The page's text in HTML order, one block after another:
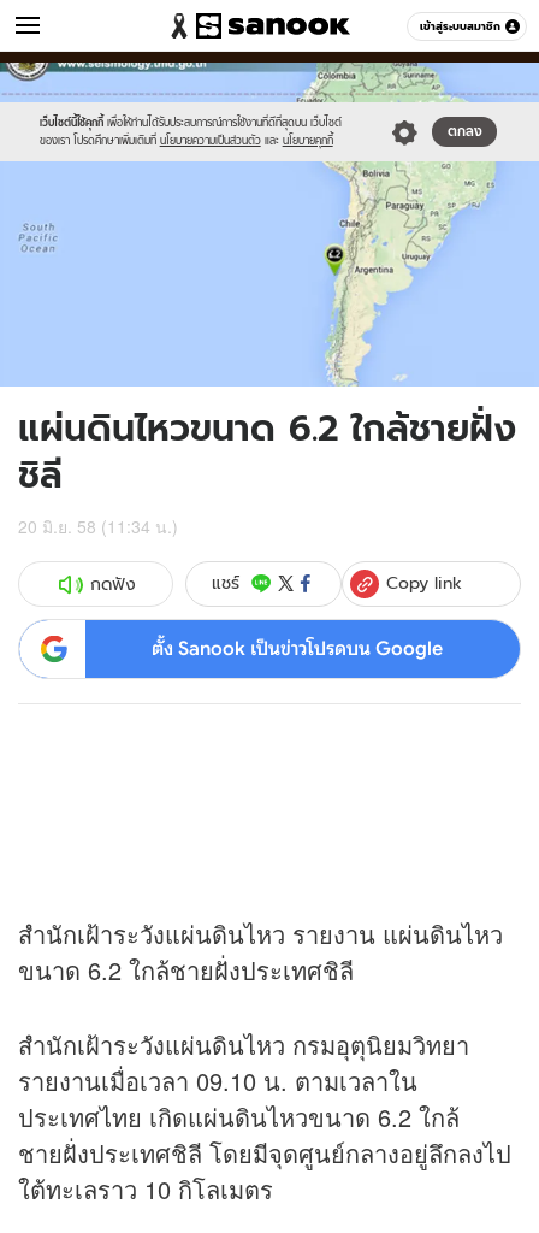
เข้าสู่ระบบสมาชิก
ข่าว หมวดอื่นๆ
เว็บไซต์นี้ใช้คุกกี้ เพื่อให้ท่านได้รับประสบการณ์การใช้งานที่ดีที่สุดบน เว็บไซต์
ของเรา โปรดศึกษาเพิ่มเติมที่ นโยบายความเป็นส่วนตัว และ นโยบายคุกกี้
ตกลง
Sanook
//s.isanook.com/sr/0/images/logo-
new-
sanook.png
600
60
//s.isanook.com/ns/0/ud/363/1815610/626231-
01.jpg
แผ่นดินไหวขนาด 6.2 ใกล้ชายฝั่ง
ชิลี
20 มิ.ย. 58 (11:34 น.)
กดฟัง แชร์ Copy link
ตั้ง Sanook เป็นข่าวโปรดบน Google
สำนักเฝ้าระวังแผ่นดินไหว รายงาน แผ่นดินไหว
ขนาด 6.2 ใกล้ชายฝั่งประเทศชิลี
สำนักเฝ้าระวังแผ่นดินไหว กรมอุตุนิยมวิทยา
รายงานเมื่อเวลา 09.10 น. ตามเวลาใน
ประเทศไทย เกิดแผ่นดินไหวขนาด 6.2 ใกล้
ชายฝั่งประเทศชิลี โดยมีจุดศูนย์กลางอยู่ลึกลงไป
ใต้ทะเลราว 10 กิโลเมตร